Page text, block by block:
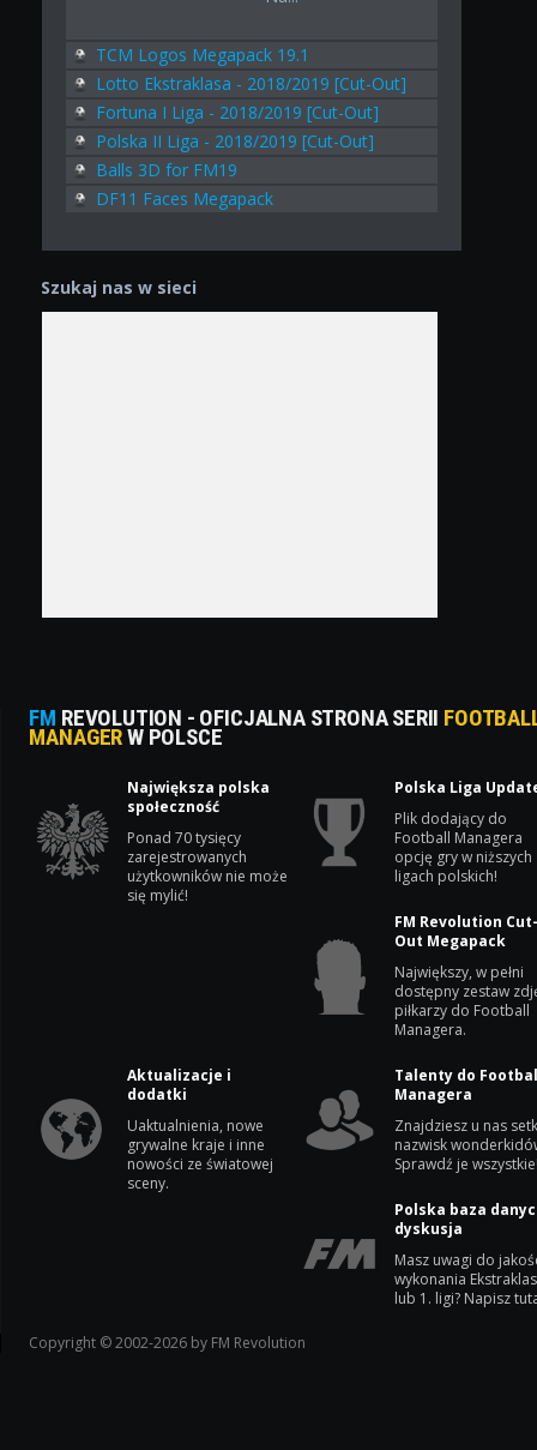
TCM Logos Megapack 19.1
Lotto Ekstraklasa - 2018/2019 [Cut-Out]
Fortuna I Liga - 2018/2019 [Cut-Out]
Polska II Liga - 2018/2019 [Cut-Out]
Balls 3D for FM19
DF11 Faces Megapack
Szukaj nas w sieci
FM REVOLUTION - OFICJALNA STRONA SERII
MANAGERW POLSCE
Największa polska
społeczność
Ponad 70 tysięcy
zarejestrowanych
użytkowników nie może
się mylić!
Polska Liga
Plik dodający do
Football Managera
opcję gry w niższych
ligach polskich!
FM Revolution
Out Megapack
Największy, w pełni
dostępny zestaw
piłkarzy do Football
Managera.
Aktualizacje i
dodatki
Uaktualnienia, nowe
grywalne kraje i inne
nowości ze światowej
sceny.
Talenty do
Managera
Znajdziesz u nas
nazwisk
Sprawdź je
Polska baza
dyskusja
Masz uwagi do
wykonania
lub 1. ligi? Napisz
Copyright © 2002-2026 by FM Revolution